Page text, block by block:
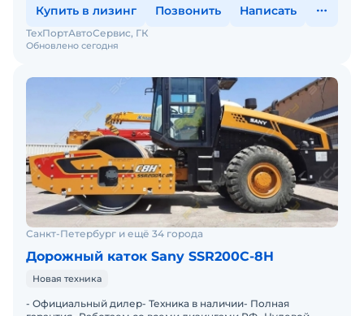
Купить в лизинг Позвонить Написать
Обновлено сегодня
ТехПортАвтоСервис, ГК
Санкт-Петербург и ещё 34 города
Дорожный каток Sany SSR200C-8H
Новая техника
- Официальный дилер- Техника в наличии- Пoлная